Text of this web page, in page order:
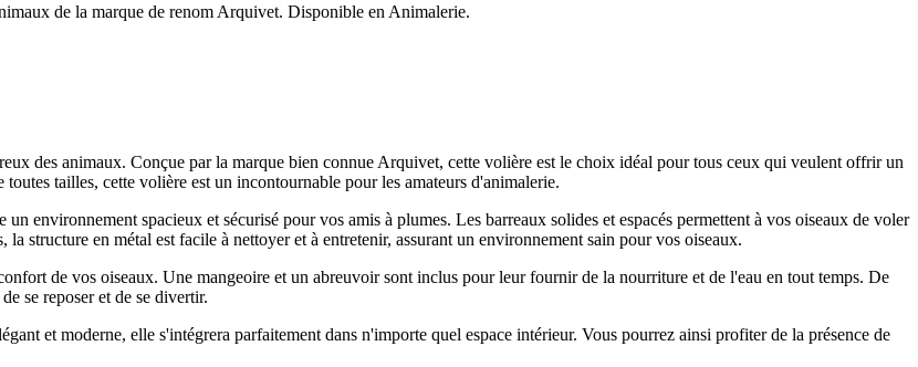
de la marque de renom Arquivet. Disponible en Animalerie.
des animaux. Conçue par la marque bien connue Arquivet, cette volière est le choix idéal pour tous ceux qui veulent offrir un
tailles, cette volière est un incontournable pour les amateurs d'animalerie.
environnement spacieux et sécurisé pour vos amis à plumes. Les barreaux solides et espacés permettent à vos oiseaux de voler
structure en métal est facile à nettoyer et à entretenir, assurant un environnement sain pour vos oiseaux.
de vos oiseaux. Une mangeoire et un abreuvoir sont inclus pour leur fournir de la nourriture et de l'eau en tout temps. De
se reposer et de se divertir.
et moderne, elle s'intégrera parfaitement dans n'importe quel espace intérieur. Vous pourrez ainsi profiter de la présence de